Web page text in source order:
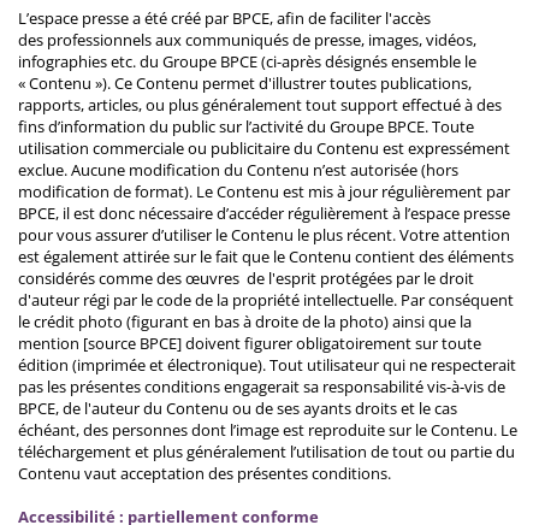
L’espace presse a été créé par BPCE, afin de faciliter l'accès
des professionnels aux communiqués de presse, images, vidéos,
infographies etc. du Groupe BPCE (ci-après désignés ensemble le
« Contenu »). Ce Contenu permet d'illustrer toutes publications,
rapports, articles, ou plus généralement tout support effectué à des
fins d’information du public sur l’activité du Groupe BPCE. Toute
utilisation commerciale ou publicitaire du Contenu est expressément
exclue. Aucune modification du Contenu n’est autorisée (hors
modification de format). Le Contenu est mis à jour régulièrement par
BPCE, il est donc nécessaire d’accéder régulièrement à l’espace presse
pour vous assurer d’utiliser le Contenu le plus récent. Votre attention
est également attirée sur le fait que le Contenu contient des éléments
considérés comme des œuvres de l'esprit protégées par le droit
d'auteur régi par le code de la propriété intellectuelle. Par conséquent
le crédit photo (figurant en bas à droite de la photo) ainsi que la
mention [source BPCE] doivent figurer obligatoirement sur toute
édition (imprimée et électronique). Tout utilisateur qui ne respecterait
pas les présentes conditions engagerait sa responsabilité vis-à-vis de
BPCE, de l'auteur du Contenu ou de ses ayants droits et le cas
échéant, des personnes dont l’image est reproduite sur le Contenu. Le
téléchargement et plus généralement l’utilisation de tout ou partie du
Contenu vaut acceptation des présentes conditions.
Accessibilité : partiellement conforme